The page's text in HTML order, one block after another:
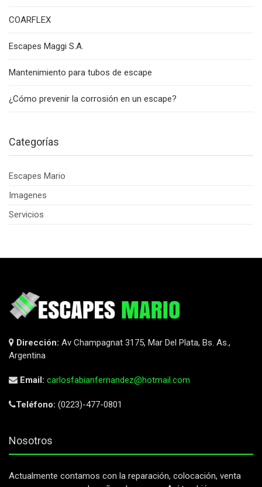
COARFLEX
Escapes Maggi S.A.
Mantenimiento para tubos de escape
¿Cómo prevenir la corrosión en un escape?
Categorías
Escapes Mario
Imagenes
Servicios
Dirección: Av Champagnat 3175, Mar Del Plata, Bs. As.,
Argentina
Email: carlosfabianfernandez@hotmail.com
Teléfono: (0223)-477-0801
Nosotros
Actualmente contamos con la reparación, colocación, venta